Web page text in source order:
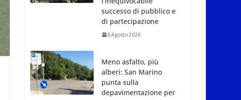
successo di pubblico e
di partecipazione
6 Agosto 2026
Meno asfalto, più
alberi: San Marino
punta sulla
depavimentazione per